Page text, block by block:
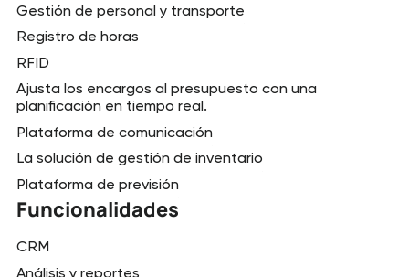
Gestión de personal y transporte
Registro de horas
RFID
Ajusta los encargos al presupuesto con una
planificación en tiempo real.
Plataforma de comunicación
La solución de gestión de inventario
Plataforma de previsión
Funcionalidades
CRM
Análisis y reportes